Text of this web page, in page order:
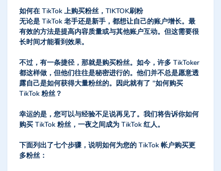
如何在 TikTok 上购买粉丝，TIKTOK刷粉
无论是 TikTok 老手还是新手，都想让自己的账户增长。最
有效的方法是提高内容质量或与其他账户互动。但这需要很
长时间才能看到效果。
不过，有一条捷径，那就是购买粉丝。如今，许多 TikToker
都这样做，但他们往往是秘密进行的。他们并不总是愿意透
露自己是如何获得大量粉丝的。因此就有了 "如何购买
TikTok 粉丝？
幸运的是，您可以与经验不足说再见了。我们将告诉你如何
购买 TikTok 粉丝，一夜之间成为 TikTok 红人。
下面列出了七个步骤，说明如何为您的 TikTok 帐户购买更
多粉丝：